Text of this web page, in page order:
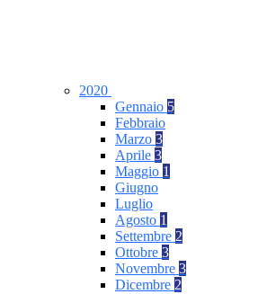
2020
Gennaio 5
Febbraio
Marzo 3
Aprile 3
Maggio 1
Giugno
Luglio
Agosto 1
Settembre 2
Ottobre 3
Novembre 3
Dicembre 2